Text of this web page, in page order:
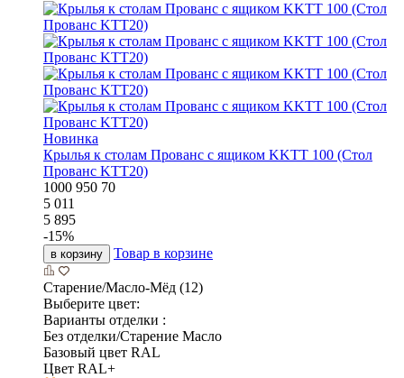
Новинка
Крылья к столам Прованс с ящиком KKTT 100 (Стол
Прованс KTT20)
1000 950 70
5 011
5 895
-15%
в корзину Товар в корзине
Старение/Масло-Мёд (12)
Выберите цвет:
Варианты отделки :
Без отделки/Старение Масло
Базовый цвет RAL
Цвет RAL+